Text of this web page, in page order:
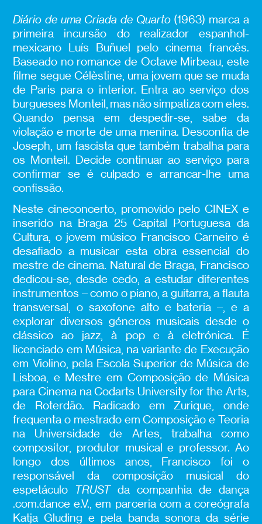
Diário de uma Criada de Quarto (1963) marca a
primeira incursão do realizador espanhol-
mexicano Luís Buñuel pelo cinema francês.
Baseado no romance de Octave Mirbeau, este
filme segue Célèstine, uma jovem que se muda
de Paris para o interior. Entra ao serviço dos
burgueses Monteil, mas não simpatiza com eles.
Quando pensa em despedir-se, sabe da
violação e morte de uma menina. Desconfia de
Joseph, um fascista que também trabalha para
os Monteil. Decide continuar ao serviço para
confirmar se é culpado e arrancar-lhe uma
confissão.
Neste cineconcerto, promovido pelo CINEX e
inserido na Braga 25 Capital Portuguesa da
Cultura, o jovem músico Francisco Carneiro é
desafiado a musicar esta obra essencial do
mestre de cinema. Natural de Braga, Francisco
dedicou-se, desde cedo, a estudar diferentes
instrumentos – como o piano, a guitarra, a flauta
transversal, o saxofone alto e bateria –, e a
explorar diversos géneros musicais desde o
clássico ao jazz, à pop e à eletrónica. É
licenciado em Música, na variante de Execução
em Violino, pela Escola Superior de Música de
Lisboa, e Mestre em Composição de Música
para Cinema na Codarts University for the Arts,
de Roterdão. Radicado em Zurique, onde
frequenta o mestrado em Composição e Teoria
na Universidade de Artes, trabalha como
compositor, produtor musical e professor. Ao
longo dos últimos anos, Francisco foi o
responsável da composição musical do
espetáculo TRUSTda companhia de dança
.com.dance e.V., em parceria com a coreógrafa
Katja Gluding e pela banda sonora da série